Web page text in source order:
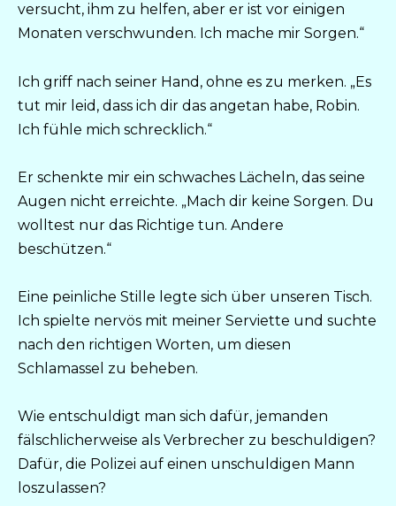
versucht, ihm zu helfen, aber er ist vor einigen
Monaten verschwunden. Ich mache mir Sorgen.“
Ich griff nach seiner Hand, ohne es zu merken. „Es
tut mir leid, dass ich dir das angetan habe, Robin.
Ich fühle mich schrecklich.“
Er schenkte mir ein schwaches Lächeln, das seine
Augen nicht erreichte. „Mach dir keine Sorgen. Du
wolltest nur das Richtige tun. Andere
beschützen.“
Eine peinliche Stille legte sich über unseren Tisch.
Ich spielte nervös mit meiner Serviette und suchte
nach den richtigen Worten, um diesen
Schlamassel zu beheben.
Wie entschuldigt man sich dafür, jemanden
fälschlicherweise als Verbrecher zu beschuldigen?
Dafür, die Polizei auf einen unschuldigen Mann
loszulassen?